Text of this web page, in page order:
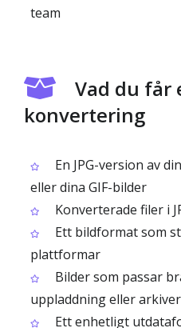
team
Vad du får
konvertering
En JPG-version av
eller dina GIF-bilder
Konverterade filer i
Ett bildformat som
plattformar
Bilder som passar
uppladdning eller
Ett enhetligt